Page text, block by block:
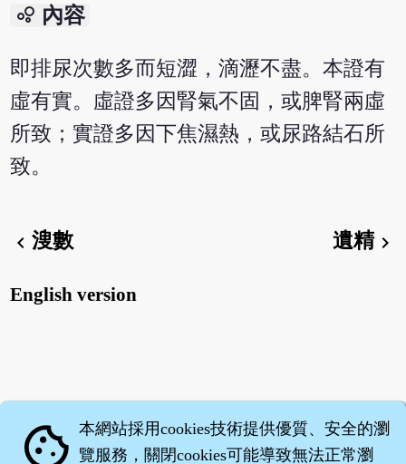
bubble_chart 內容
即排尿次數多而短澀，滴瀝不盡。本證有
虛有實。虛證多因腎氣不固，或脾腎兩虛
所致；實證多因下焦濕熱，或尿路結石所
致。
chevron_left溲數 遺精chevron_right
English version
cookie 本網站採用cookies技術提供優質、安全的瀏
覽服務，關閉cookies可能導致無法正常瀏